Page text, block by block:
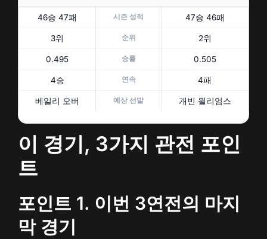
46승 47패 시즌 성적 47승 46패
3위 순위 2위
0.495 승률 0.505
4승 연속 4패
베일리 오버 예상 선발 개빈 윌리엄스
이 경기, 3가지 관전 포인
트
포인트 1. 이번 3연전의 마지
막 경기